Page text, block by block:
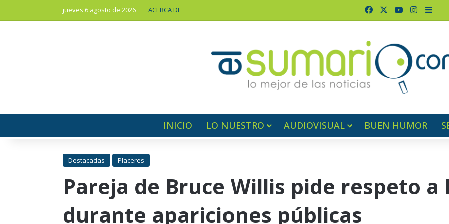
jueves 6 agosto de 2026 ACERCA DE FacebookYouTube
INICIO LO NUESTRO AUDIOVISUAL BUEN HUMOR
Destacadas Placeres
Pareja de Bruce Willis pide respeto a
durante apariciones públicas